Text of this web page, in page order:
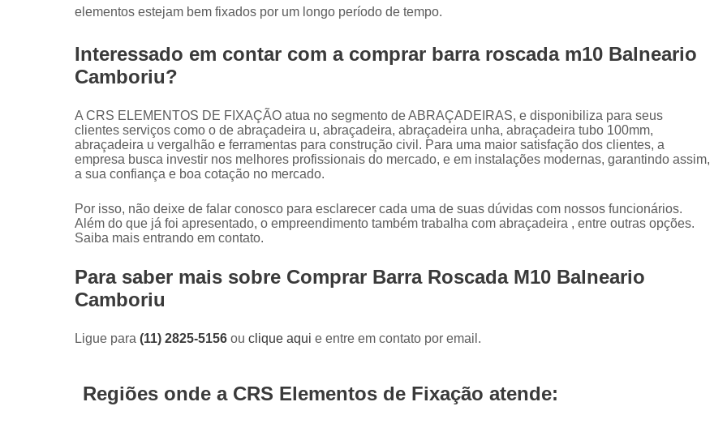
Abraçadeira para Tubo
Abraçadeira para Tubulação
Abraçadeira Tubo de Aço
Abraçadeira Copo 2
Abraçadeira Tipo
Abraçadeira com Cunha Tipo D
elementos estejam bem fixados por um longo período de tempo.
Interessado em contar com a comprar barra roscada m10 Balneario
Camboriu?
A CRS ELEMENTOS DE FIXAÇÃO atua no segmento de ABRAÇADEIRAS, e disponibiliza para seus
clientes serviços como o de abraçadeira u, abraçadeira, abraçadeira unha, abraçadeira tubo 100mm,
abraçadeira u vergalhão e ferramentas para construção civil. Para uma maior satisfação dos clientes, a
empresa busca investir nos melhores profissionais do mercado, e em instalações modernas, garantindo assim,
a sua confiança e boa cotação no mercado.
Por isso, não deixe de falar conosco para esclarecer cada uma de suas dúvidas com nossos funcionários.
Além do que já foi apresentado, o empreendimento também trabalha com abraçadeira , entre outras opções.
Saiba mais entrando em contato.
Para saber mais sobre Comprar Barra Roscada M10 Balneario
Camboriu
Ligue para (11) 2825-5156 ou clique aqui e entre em contato por email.
Regiões onde a CRS Elementos de Fixação atende: